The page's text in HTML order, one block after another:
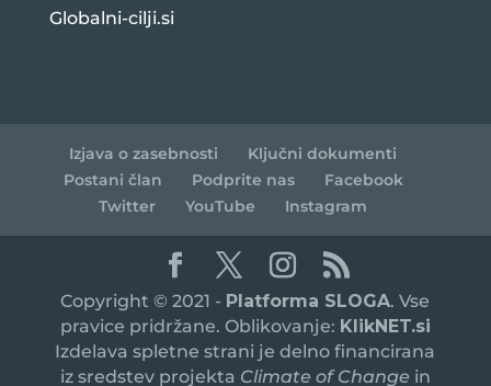
Globalni-cilji.si
Izjava o zasebnosti
Ključni dokumenti
Postani član
Podprite nas
Facebook
Twitter
YouTube Instagram
Copyright © 2021 - Platforma SLOGA. Vse
pravice pridržane. Oblikovanje: KlikNET.si
Izdelava spletne strani je delno financirana
iz sredstev projekta Climate of Change in